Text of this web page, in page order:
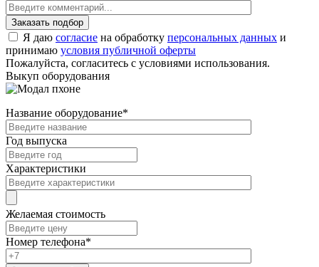
Я даю согласие на обработку персональных данных и
принимаю условия публичной оферты
Пожалуйста, согласитесь с условиями использования.
Выкуп оборудования
Название оборудование*
Год выпуска
Характеристики
Желаемая стоимость
Номер телефона*